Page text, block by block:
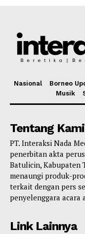
Nasional Borneo
Musik
Tentang Kami
PT. Interaksi Nada
penerbitan akta
Batulicin, Kabupaten
menaungi produk-
terkait dengan pers
penyelenggara acara
Link Lainnya